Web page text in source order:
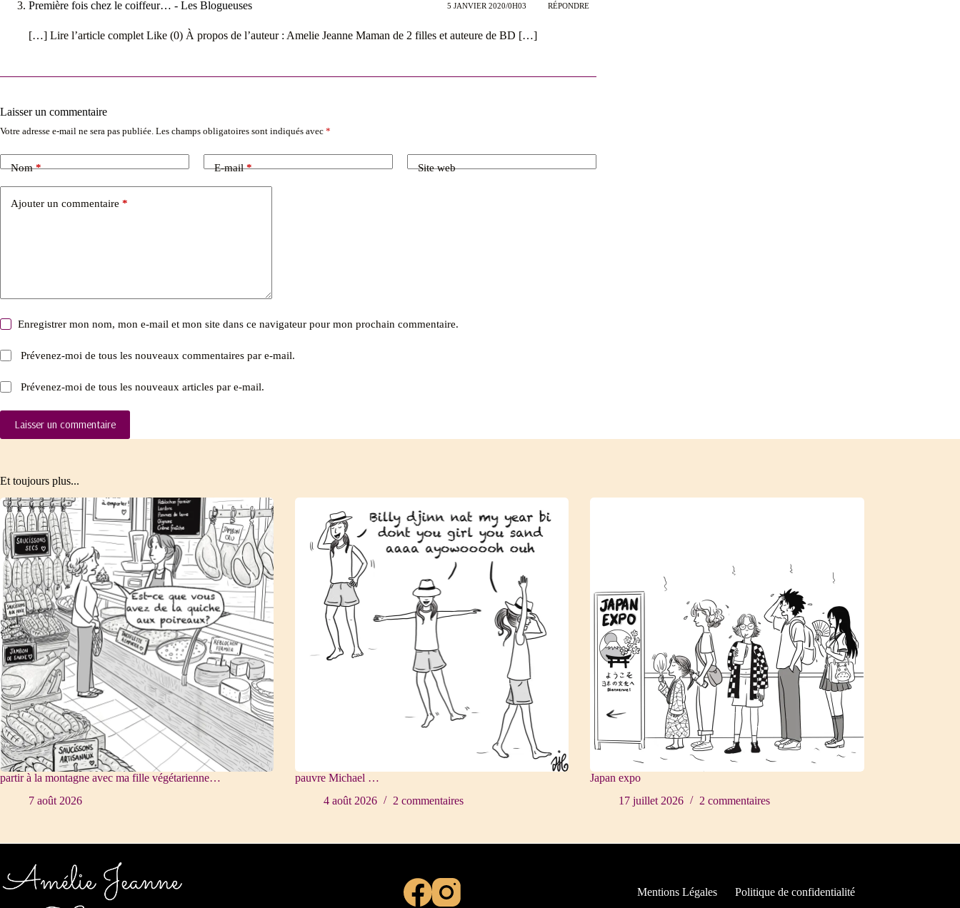
Première fois chez le coiffeur… - Les Blogueuses 5 JANVIER 2020/0H03 RÉPONDRE
[…] Lire l’article complet Like (0) À propos de l’auteur : Amelie Jeanne Maman de 2 filles et auteure de BD […]
Laisser un commentaire
Votre adresse e-mail ne sera pas publiée. Les champs obligatoires sont indiqués avec *
Nom* E-mail* Site web
Ajouter un commentaire *
Enregistrer mon nom, mon e-mail et mon site dans ce navigateur pour mon prochain commentaire.
Prévenez-moi de tous les nouveaux commentaires par e-mail.
Prévenez-moi de tous les nouveaux articles par e-mail.
Laisser un commentaire
Et toujours plus...
partir à la montagne avec ma fille végétarienne…
7 août 2026
pauvre Michael …
4 août 2026
2 commentaires
Japan expo
17 juillet 2026
2 commentaires
Mentions Légales Politique de confidentialité